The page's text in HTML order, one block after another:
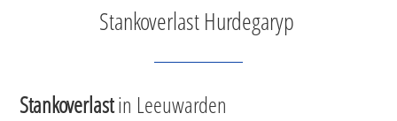
Stankoverlast Hurdegaryp
Stankoverlastin Leeuwarden